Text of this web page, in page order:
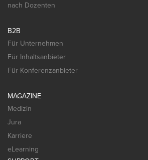
nach Dozenten
B2B
Für Unternehmen
Für Inhaltsanbieter
Für Konferenzanbieter
MAGAZINE
Medizin
Jura
Karriere
eLearning